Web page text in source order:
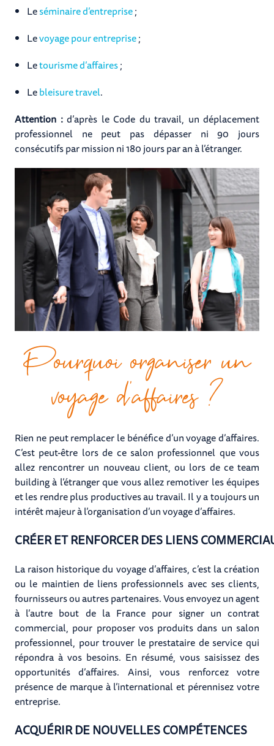
Leséminaire d’entreprise;
Levoyage pour entreprise;
Letourisme d’affaires;
Lebleisure travel.
Attention :d’après le Code du travail, un déplacement
professionnel ne peut pas dépasser ni 90 jours
consécutifs par mission ni 180 jours par an à l’étranger.
Pourquoi organiser un
voyage d’affaires ?
Rien ne peut remplacer le bénéfice d’un voyage d’affaires.
C’est peut-être lors de ce salon professionnel que vous
allez rencontrer un nouveau client, ou lors de ce team
building à l’étranger que vous allez remotiver les équipes
et les rendre plus productives au travail. Il y a toujours un
intérêt majeur à l’organisation d’un voyage d’affaires.
CRÉER ET RENFORCER DES LIENS
La raison historique du voyage d’affaires, c’est la création
ou le maintien de liens professionnels avec ses clients,
fournisseurs ou autres partenaires. Vous envoyez un agent
à l’autre bout de la France pour signer un contrat
commercial, pour proposer vos produits dans un salon
professionnel, pour trouver le prestataire de service qui
répondra à vos besoins. En résumé, vous saisissez des
opportunités d’affaires. Ainsi, vous renforcez votre
présence de marque à l’international et pérennisez votre
entreprise.
ACQUÉRIR DE NOUVELLES COMPÉTENCES